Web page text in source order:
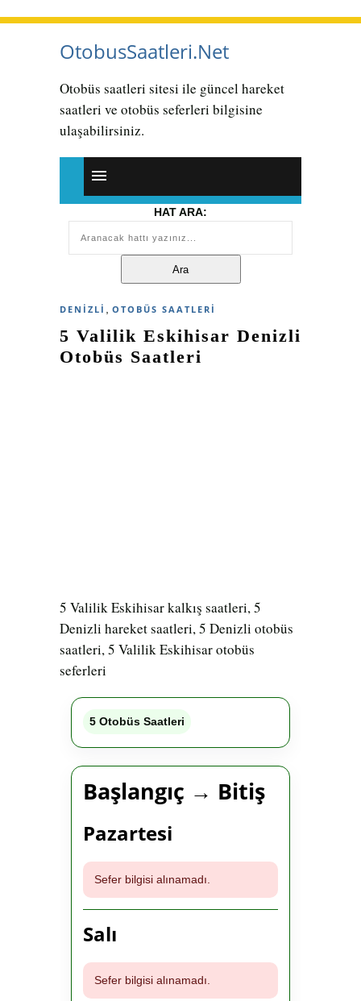
OtobusSaatleri.Net
Otobüs saatleri sitesi ile güncel hareket
saatleri ve otobüs seferleri bilgisine
ulaşabilirsiniz.
HAT ARA:
DENIZLI OTOBÜS SAATLERI
5 Valilik Eskihisar Denizli
Otobüs Saatleri
5 Valilik Eskihisar kalkış saatleri, 5
Denizli hareket saatleri, 5 Denizli otobüs
saatleri, 5 Valilik Eskihisar otobüs
seferleri
5 Otobüs Saatleri
Başlangıç → Bitiş
Pazartesi
Sefer bilgisi alınamadı.
Salı
Sefer bilgisi alınamadı.